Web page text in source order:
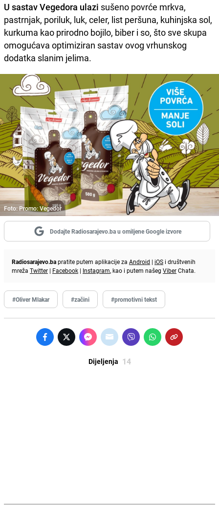
U sastav Vegedora ulazi sušeno povrće mrkva,
pastrnjak, poriluk, luk, celer, list peršuna, kuhinjska sol,
kurkuma kao prirodno bojilo, biber i so, što sve skupa
omogućava optimiziran sastav ovog vrhunskog
dodatka slanim jelima.
Foto: Promo: Vegedor
Dodajte Radiosarajevo.ba u omiljene Google izvore
Radiosarajevo.bapratite putem aplikacije za Android | iOS i društvenih
mreža Twitter | Facebook | Instagram, kao i putem našeg ViberChata.
#Oliver Mlakar #začini #promotivni tekst
Dijeljenja 14